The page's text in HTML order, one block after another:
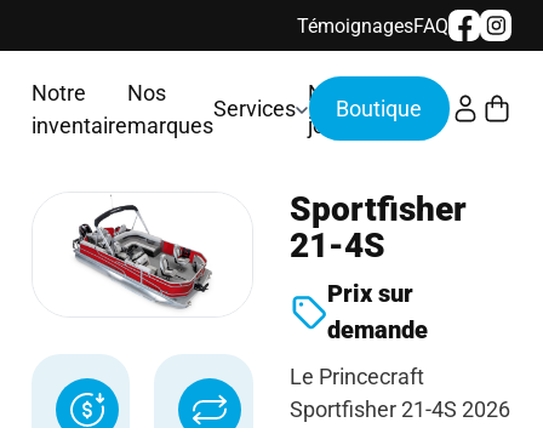
TémoignagesFAQ
Notre
inventaire
Nos
marques
Services
Nous
joindre
Sportfisher
21-4S
Prix sur
demande
Le Princecraft
Sportfisher 21-4S 2026